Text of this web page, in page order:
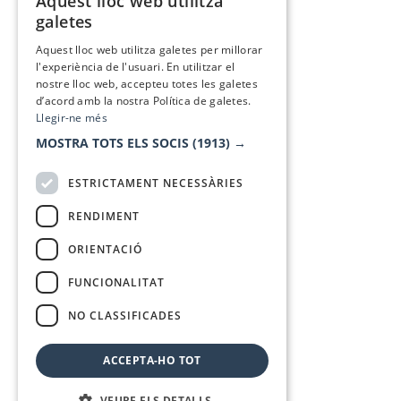
galetes
Aquest lloc web utilitza galetes per millorar
l'experiència de l'usuari. En utilitzar el
nostre lloc web, accepteu totes les galetes
d’acord amb la nostra Política de galetes.
Llegir-ne més
MOSTRA TOTS ELS SOCIS (1913) →
ESTRICTAMENT NECESSÀRIES
RENDIMENT
ORIENTACIÓ
FUNCIONALITAT
NO CLASSIFICADES
ACCEPTA-HO TOT